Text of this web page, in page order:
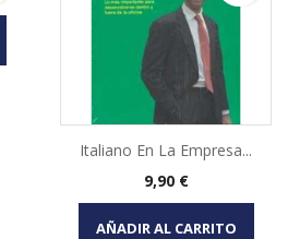
Italiano En La Empresa...
Precio
9,90 €
AÑADIR AL CARRITO